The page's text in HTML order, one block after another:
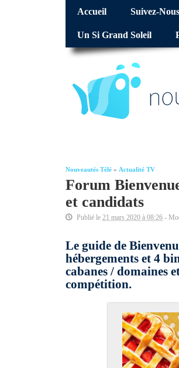
Accueil Suivez-Nous
Un Si Grand Soleil
Nouveautés Télé » Actualité TV
Forum
et candidats
Publié le 21 mars 2020 à 08:26 -
Le guide de
hébergements et 4
cabanes / domaines
compétition.